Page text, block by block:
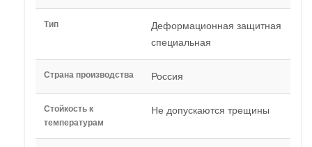
Тип
Деформационная защитная
специальная
Страна производства Россия
Стойкость к
температурам
Не допускаются трещины